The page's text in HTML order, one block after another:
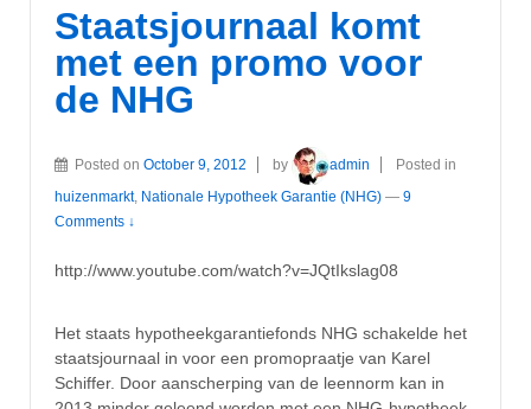
Staatsjournaal komt
met een promo voor
de NHG
Posted on October 9, 2012 by admin
Posted in
huizenmarkt, Nationale Hypotheek Garantie (NHG) — 9
Comments ↓
http://www.youtube.com/watch?v=JQtIkslag08
Het staats hypotheekgarantiefonds NHG schakelde het
staatsjournaal in voor een promopraatje van Karel
Schiffer. Door aanscherping van de leennorm kan in